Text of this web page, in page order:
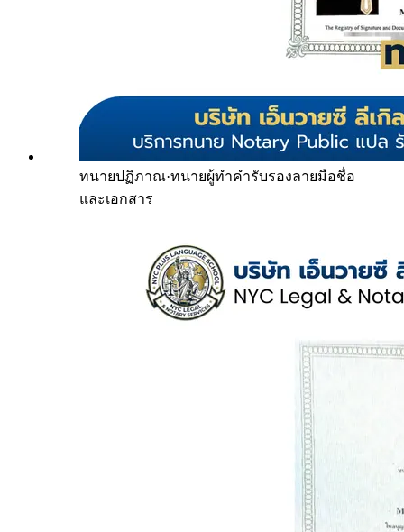
ทนายปฏิภาณ·ทนายผู้ทำคำรับรองลายมือชื่อ
และเอกสาร